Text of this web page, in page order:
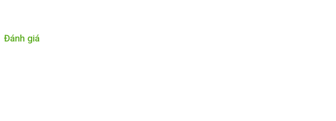
Đánh giá